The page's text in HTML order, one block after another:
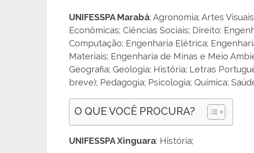
UNIFESSPA Marabá: Agronomia; Artes
Econômicas; Ciências Sociais; Direito;
Computação; Engenharia Elétrica;
Materiais; Engenharia de Minas e Meio
Geografia; Geologia; História; Letras
breve); Pedagogia; Psicologia; Química;
O QUE VOCÊ PROCURA?
UNIFESSPA Xinguara: História;